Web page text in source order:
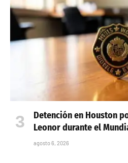
Detención en Houston
Leonor durante el
agosto 6, 2026